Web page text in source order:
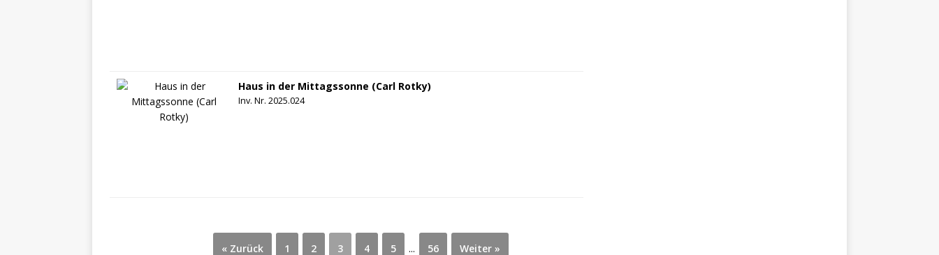
Haus in der Mittagssonne (Carl Rotky)
Inv. Nr. 2025.024
« Zurück 1 2 3 4 5 ... 56 Weiter »